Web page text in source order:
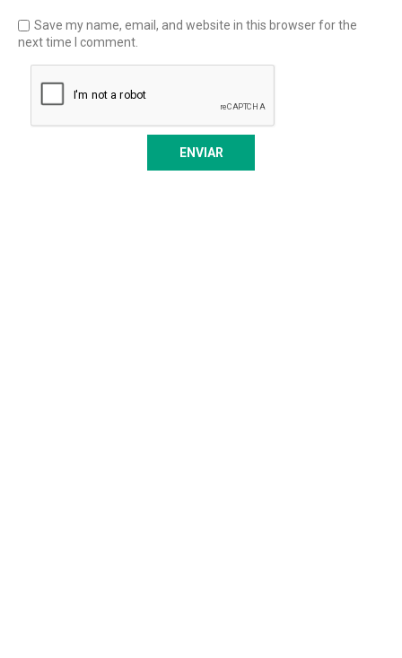
Save my name, email, and website in this browser for the
next time I comment.